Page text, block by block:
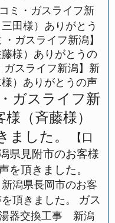
コミ・ガスライフ新
田様）ありがとう
・ガスライフ新潟】
様）ありがとうの
ガスライフ新潟】新
）ありがとうの声
ガスライフ新
（斉藤様）
ました。
【口
県見附市のお客様
を頂きました。
潟県長岡市のお客
頂きました。
ガス
器交換工事 新潟